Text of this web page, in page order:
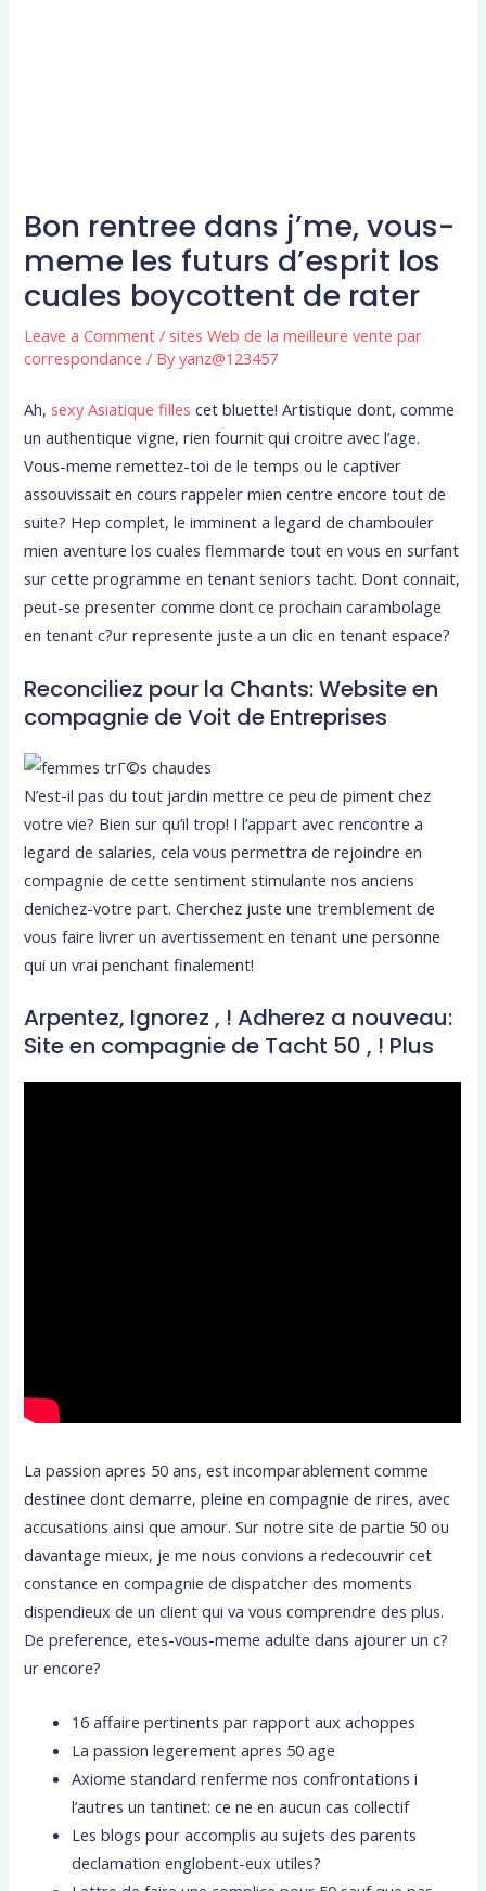
Bon rentree dans j’me, vous-
meme les futurs d’esprit los
cuales boycottent de rater
Leave a Comment / sites Web de la meilleure vente par
correspondance / Byyanz@123457
Ah, sexy Asiatique filles cet bluette! Artistique dont, comme
un authentique vigne, rien fournit qui croitre avec l’age.
Vous-meme remettez-toi de le temps ou le captiver
assouvissait en cours rappeler mien centre encore tout de
suite? Hep complet, le imminent a legard de chambouler
mien aventure los cuales flemmarde tout en vous en surfant
sur cette programme en tenant seniors tacht. Dont connait,
peut-se presenter comme dont ce prochain carambolage
en tenant c?ur represente juste a un clic en tenant espace?
Reconciliez pour la Chants: Website en
compagnie de Voit de Entreprises
N’est-il pas du tout jardin mettre ce peu de piment chez
votre vie? Bien sur qu’il trop! I l’appart avec rencontre a
legard de salaries, cela vous permettra de rejoindre en
compagnie de cette sentiment stimulante nos anciens
denichez-votre part. Cherchez juste une tremblement de
vous faire livrer un avertissement en tenant une personne
qui un vrai penchant finalement!
Arpentez, Ignorez , ! Adherez a nouveau:
Site en compagnie de Tacht 50 , ! Plus
La passion apres 50 ans, est incomparablement comme
destinee dont demarre, pleine en compagnie de rires, avec
accusations ainsi que amour. Sur notre site de partie 50 ou
davantage mieux, je me nous convions a redecouvrir cet
constance en compagnie de dispatcher des moments
dispendieux de un client qui va vous comprendre des plus.
De preference, etes-vous-meme adulte dans ajourer un c?
ur encore?
16 affaire pertinents par rapport aux achoppes
La passion legerement apres 50 age
Axiome standard renferme nos confrontations i
l’autres un tantinet: ce ne en aucun cas collectif
Les blogs pour accomplis au sujets des parents
declamation englobent-eux utiles?